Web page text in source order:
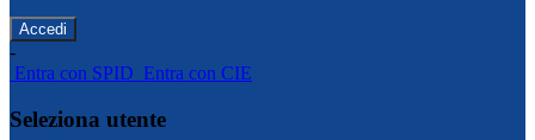
-
Entra con SPID Entra con CIE
Seleziona utente